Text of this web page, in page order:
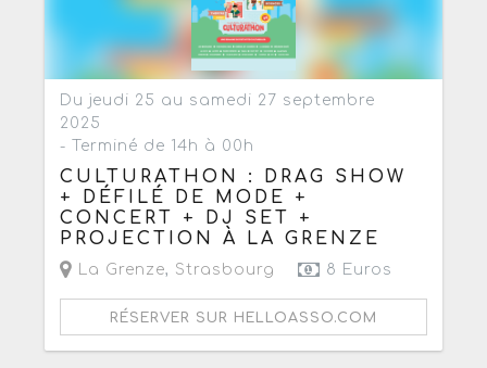
Du jeudi 25 au samedi 27 septembre
2025
- Terminé de 14h à 00h
CULTURATHON : DRAG SHOW
+ DÉFILÉ DE MODE +
CONCERT + DJ SET +
PROJECTION À LA GRENZE
La Grenze, Strasbourg 8 Euros
RÉSERVER SUR HELLOASSO.COM